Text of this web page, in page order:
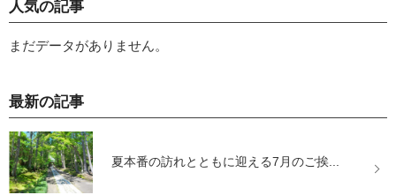
人気の記事
まだデータがありません。
最新の記事
夏本番の訪れとともに迎える7月のご挨...